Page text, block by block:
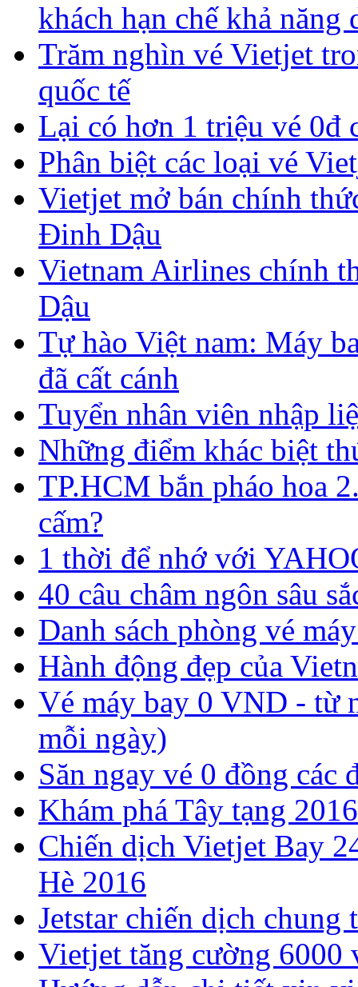
khách hạn chế khả năng
Trăm nghìn vé Vietjet
quốc tế
Lại có hơn 1 triệu vé 0đ
Phân biệt các loại vé
Vietjet mở bán chính
Đinh Dậu
Vietnam Airlines chính
Dậu
Tự hào Việt nam: Máy
đã cất cánh
Tuyển nhân viên nhập
​Những điểm khác biệt
TP.HCM bắn pháo hoa
cấm?
1 thời để nhớ với
40 câu châm ngôn sâu
Danh sách phòng vé
Hành động đẹp của
Vé máy bay 0 VND - từ
mỗi ngày)
Săn ngay vé 0 đồng
Khám phá Tây tạng 2016
Chiến dịch Vietjet Bay
Hè 2016
Jetstar chiến dịch chung
Vietjet tăng cường 6000